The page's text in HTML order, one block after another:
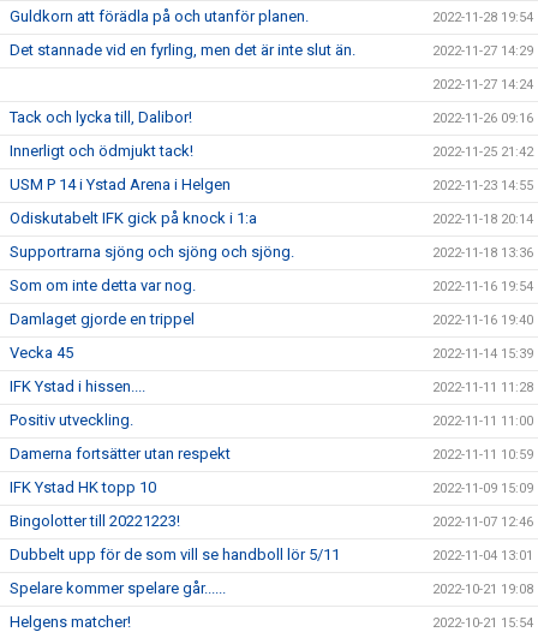
Guldkorn att förädla på och utanför planen. 2022-11-28 19:54
Det stannade vid en fyrling, men det är inte slut än. 2022-11-27 14:29
2022-11-27 14:24
Tack och lycka till, Dalibor! 2022-11-26 09:16
Innerligt och ödmjukt tack! 2022-11-25 21:42
USM P 14 i Ystad Arena i Helgen 2022-11-23 14:55
Odiskutabelt IFK gick på knock i 1:a 2022-11-18 20:14
Supportrarna sjöng och sjöng och sjöng. 2022-11-18 13:36
Som om inte detta var nog. 2022-11-16 19:54
Damlaget gjorde en trippel 2022-11-16 19:40
Vecka 45 2022-11-14 15:39
IFK Ystad i hissen.... 2022-11-11 11:28
Positiv utveckling. 2022-11-11 11:00
Damerna fortsätter utan respekt 2022-11-11 10:59
IFK Ystad HK topp 10 2022-11-09 15:09
Bingolotter till 20221223! 2022-11-07 12:46
Dubbelt upp för de som vill se handboll lör 5/11 2022-11-04 13:01
Spelare kommer spelare går...... 2022-10-21 19:08
Helgens matcher! 2022-10-21 15:54